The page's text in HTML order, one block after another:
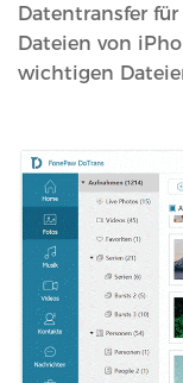
Datentransfer für
Dateien von
wichtigen